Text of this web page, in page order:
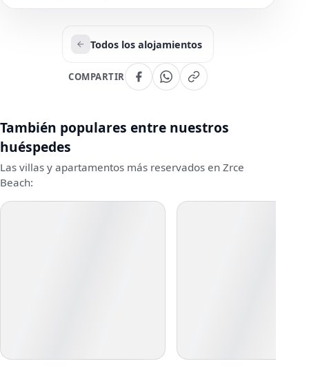
Todos los alojamientos
COMPARTIR
También populares entre nuestros
huéspedes
Las villas y apartamentos más reservados en Zrce
Beach: